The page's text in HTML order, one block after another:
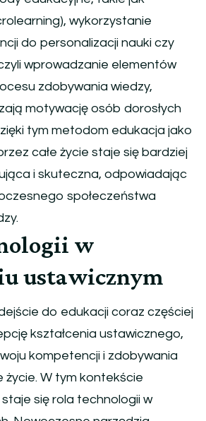
wykorzystanie
do personalizacji nauki czy
wprowadzanie elementów
zdobywania wiedzy,
motywację osób dorosłych
tym metodom edukacja jako
całe życie staje się bardziej
i skuteczna, odpowiadając
społeczeństwa
w
ustawicznym
do edukacji coraz częściej
kształcenia ustawicznego,
kompetencji i zdobywania
życie. W tym kontekście
się rola technologii w